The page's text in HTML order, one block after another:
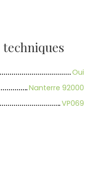
techniques
Oui
Nanterre 92000
VP069